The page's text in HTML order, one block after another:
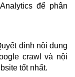
để phân
định nội dung
crawl và nội
tốt nhất.